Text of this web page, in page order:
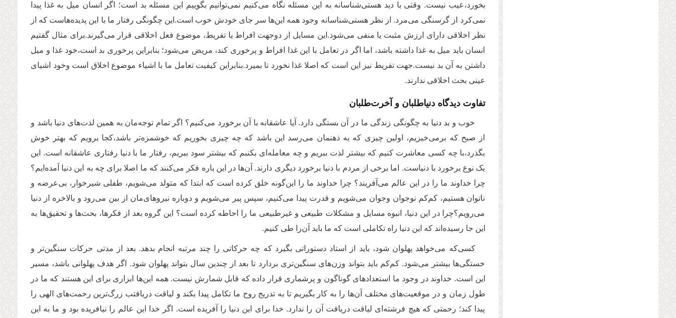
بخورد،عیب نیست. وقتی با دید هستی‌شناسانه به این مسئله نگاه می‌کنیم نمی‌توانیم بگوییم این مسئله بد است؛ اگر انسان میل به غذا پیدا
نمی‌کرد از گرسنگی می‌مرد. از نظر هستی‌شناسانه وجود همه این‌ها سر جای خودش خوب است.این چگونگی رفتار ما با این پدیده‌هاست که از
نظر اخلاقی دارای ارزش مثبت یا منفی می‌شود.این مسایل از دوجهت افراط یا تفریط، موضوع فعل اخلاقی قرار می‌گیرند.برای مثال گفتیم
انسان باید میل به غذا داشته باشد، اما اگر در تعامل با این غذا افراط و پرخوری کند، مریض می‌شود؛ بنابراین پرخوری بد است،خود غذا و میل
داشتن به آن بد نیست.جهت تفریط نیز این است که اصلا غذا نخورد تا بمیرد.بنابراین کیفیت تعامل ما با اشیاء موضوع اخلاق است وخود اشیای
عینی بحث اخلاقی ندارند.
تفاوت دیدگاه دنیاطلبان و آخرت‌طلبان
خوب و بد دنیا به چگونگی زندگی ما در آن بستگی دارد. آیا عاشقانه با آن برخورد می‌کنیم؟ اگر تمام توجه‌مان به همین لذت‌های دنیا باشد و
از صبح که برمی‌خیزیم، اولین چیزی که به ذهنمان می‌رسد این باشد که چه چیزی بخوریم که خوشمزه‌تر باشد،کجا برویم که بهتر خوش
بگذرد،با چه کسی معاشرت کنیم که بیشتر لذت ببریم و چه معامله‌ای بکنبم که بیشتر سود ببریم، رفتار ما با دنیا رفتاری عاشقانه است. این
یک نوع برخورد با دنیاست. اما برخی از مردم با دنیا برخورد دیگری دارند. آن‌ها در این باره فکر می‌کنند که ما اصلا برای چه به این دنیا آمده‌ایم؟
چرا خداوند ما را در این عالم می‌آفریند؟ چرا خداوند ما را این‌گونه خلق کرده است که ابتدا که متولد می‌شویم، طفلی شیرخوار، بی‌عرضه و
نا‌توان هستیم، کم‌کم نوجوان وجوان می‌شویم و قدرت پیدا می‌کنیم، سپس پیر می‌شویم و دوباره نیروهای‌مان از بین می‌رود و بالاخره از دنیا
می‌رویم؟چرا در این دنیا، انبوه مسایل و مشکلات طبیعی و غیرطبیعی ما را احاطه کرده است؟ این گروه بعد از فکرها، بحث‌ها و تحقیق‌ها به
این جا رسیده‌اند که این دنیا راه تکاملی است که ما باید آن‌را طی کنیم.
کسی‌که می‌خواهد پهلوان شود، باید از استاد دستوراتی بگیرد که چه حرکاتی را چند مرتبه انجام بدهد. بعد از مدتی حرکات سنگین‌تر و
خستگی‌ها بیشتر می‌شود. ‌کم‌کم باید بتواند وزن‌های سنگین‌تری بردارد تا بعد از چندین سال بتواند پهلوان شود. اگر هدف پهلوانی باشد، مسیر
این است. خداوند در وجود ما استعداد‌های گوناگون و پرشماری قرار داده که قابل شمارش نیست. همه این‌ها ابزاری برای این هستند که ما در
طول زمان و در موقعیت‌های مختلف آن‌ها را به کار بگیریم تا به تدریج روح ما تکامل پیدا بکند و لیاقت دریافتب زرگ‌ترین رحمت‌های الهی را
پیدا کند؛ رحمتی که هیچ فرشته‌ای لیاقت دریافت آن را ندارد. خدا برای این دنیا را آفریده است. اگر خدا این عالم را نیافریده بود و ما به این